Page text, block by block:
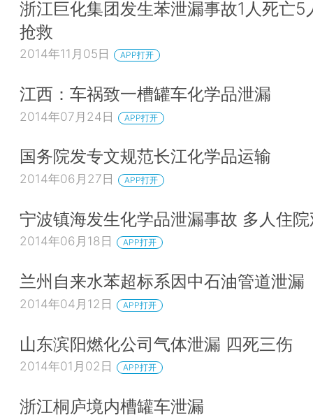
浙江巨化集团发生苯泄漏事故1人死亡5
抢救
2014年11月05日 APP打开
江西：车祸致一槽罐车化学品泄漏
2014年07月24日 APP打开
国务院发专文规范长江化学品运输
2014年06月27日 APP打开
宁波镇海发生化学品泄漏事故 多人住
2014年06月18日 APP打开
兰州自来水苯超标系因中石油管道泄漏
2014年04月12日 APP打开
山东滨阳燃化公司气体泄漏 四死三伤
2014年01月02日 APP打开
浙江桐庐境内槽罐车泄漏